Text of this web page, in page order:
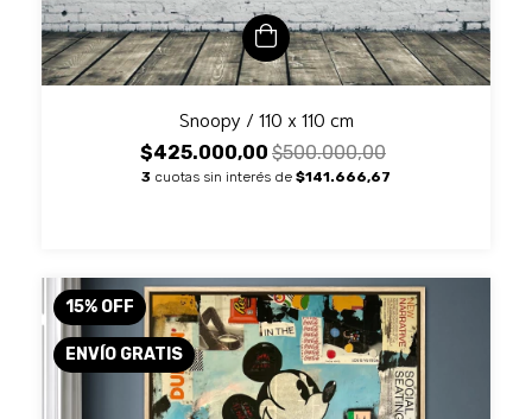
Snoopy / 110 x 110 cm
$425.000,00 $500.000,00
3 cuotas sin interés de $141.666,67
15% OFF
ENVÍO GRATIS